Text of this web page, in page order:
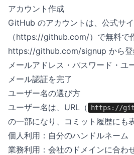
アカウント作成
GitHub のアカウントは、公式サイ
（https://github.com/）で無料で
https://github.com/signup から
メールアドレス・パスワード・ユ
メール認証を完了
ユーザー名の選び方
ユーザー名は、URL（
https://
の一部になり、コミット履歴にも
個人利用：自分のハンドルネーム
業務利用：会社のドメインに合わ